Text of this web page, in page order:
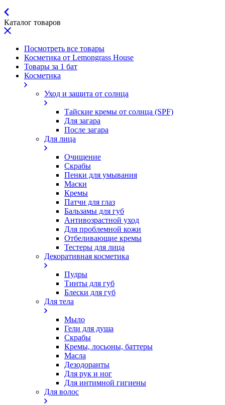
Каталог товаров
Посмотреть все товары
Косметика от Lemongrass House
Товары за 1 бат
Косметика
Уход и защита от солнца
Тайские кремы от солнца (SPF)
Для загара
После загара
Для лица
Очищение
Скрабы
Пенки для умывания
Маски
Кремы
Патчи для глаз
Бальзамы для губ
Антивозрастной уход
Для проблемной кожи
Oтбеливающие кремы
Тестеры для лица
Декоративная косметика
Пудры
Тинты для губ
Блески для губ
Для тела
Мыло
Гели для душа
Скрабы
Кремы, лосьоны, баттеры
Масла
Дезодоранты
Для рук и ног
Для интимной гигиены
Для волос